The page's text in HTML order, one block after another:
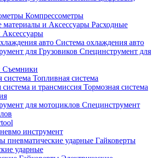
Компрессометры
Расходные
Аксессуары
Система охлаждения авто
Специнструмент для
Съемники
Топливная система
Тормозная система
Специнструмент
инструмент
Гайковерты
ударные